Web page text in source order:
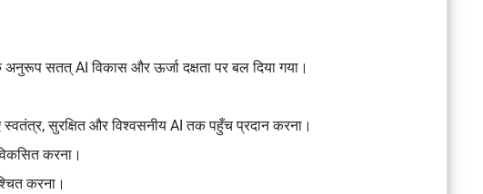
सतत् AI विकास और ऊर्जा दक्षता पर बल दिया गया।
सुरक्षित और विश्वसनीय AI तक पहुँच प्रदान करना।
करना।
करना।